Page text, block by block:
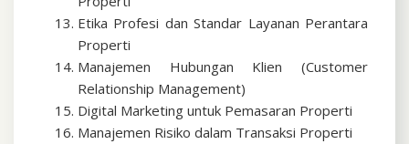
Etika Profesi dan Standar Layanan Perantara
Properti
Manajemen Hubungan Klien (Customer
Relationship Management)
Digital Marketing untuk Pemasaran Properti
Manajemen Risiko dalam Transaksi Properti